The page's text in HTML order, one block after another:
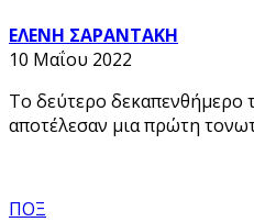
ΕΛΕΝΗ ΣΑΡΑΝΤΑΚΗ
10 Μαΐου 2022
Το δεύτερο δεκαπενθήμερο
αποτέλεσαν μια πρώτη
ΠΟΞ